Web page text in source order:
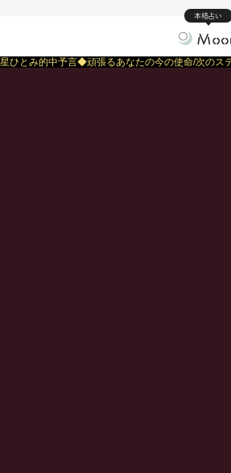
本格占い
星ひとみ的中予言◆頑張るあなたの今の使命/次のス